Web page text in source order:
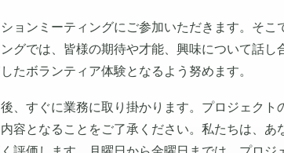
ョンミーティングにご参加いただきます。そこ
グでは、皆様の期待や才能、興味について話
たボランティア体験となるよう努めます。
、すぐに業務に取り掛かります。プロジェク
容となることをご了承ください。私たちは、